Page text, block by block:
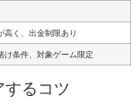
高く、出金制限あり
け条件、対象ゲーム限定
るコツ